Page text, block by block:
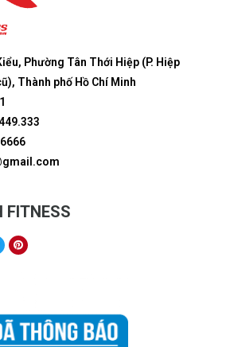
Phường Tân Thới Hiệp (P. Hiệp
Thành phố Hồ Chí Minh
FITNESS